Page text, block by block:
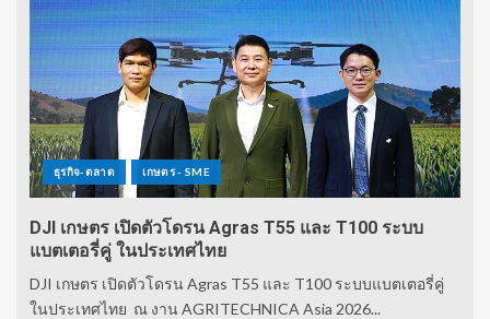
ธุรกิจ-ตลาด เกษตร - SME
DJI เกษตร เปิดตัวโดรน Agras T55 และ T100 ระบบ
แบตเตอรี่คู่ ในประเทศไทย
DJI เกษตร เปิดตัวโดรน Agras T55 และ T100 ระบบแบตเตอรี่คู่
ในประเทศไทย ณ งาน AGRITECHNICA Asia 2026...